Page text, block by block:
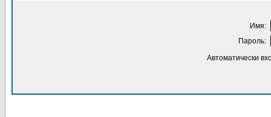
Имя:
Пароль:
Автоматически